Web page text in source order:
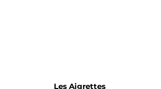
Les Aigrettes